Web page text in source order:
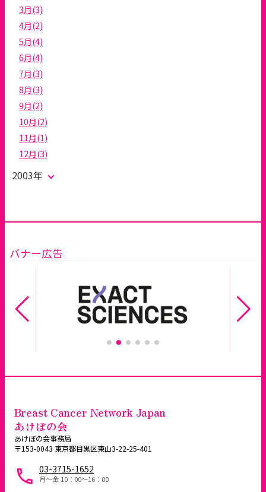
3月(3)
4月(2)
5月(4)
6月(4)
7月(3)
8月(3)
9月(2)
10月(2)
11月(1)
12月(3)
2003年
バナー広告
Breast Cancer Network Japan
あけぼの会
あけぼの会事務局
〒153-0043 東京都目黒区東山3-22-25-401
03-3715-1652
月～金 10：00〜16：00